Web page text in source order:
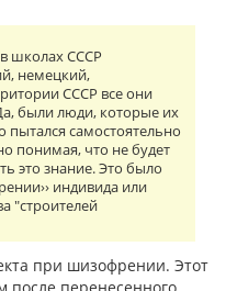
школах СССР
немецкий,
СССР все они
были люди, которые их
самостоятельно
понимая, что не будет
это знание. Это было
индивида или
"строителей
при шизофрении. Этот